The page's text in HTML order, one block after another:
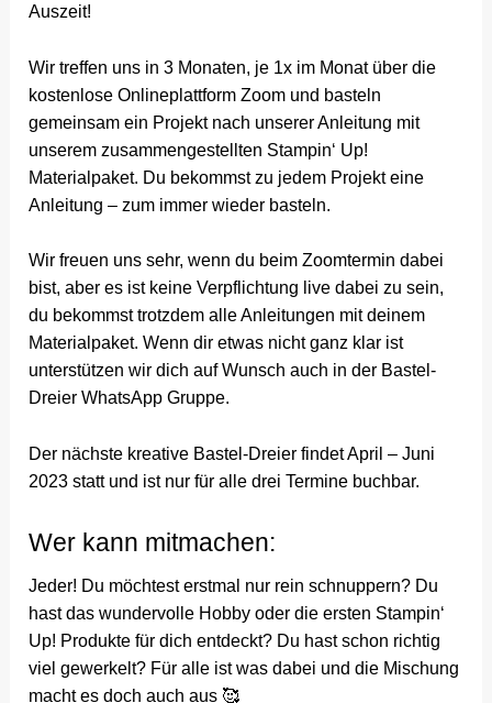
Auszeit!
Wir treffen uns in 3 Monaten, je 1x im Monat über die
kostenlose Onlineplattform Zoom und basteln
gemeinsam ein Projekt nach unserer Anleitung mit
unserem zusammengestellten Stampin‘ Up!
Materialpaket. Du bekommst zu jedem Projekt eine
Anleitung – zum immer wieder basteln.
Wir freuen uns sehr, wenn du beim Zoomtermin dabei
bist, aber es ist keine Verpflichtung live dabei zu sein,
du bekommst trotzdem alle Anleitungen mit deinem
Materialpaket. Wenn dir etwas nicht ganz klar ist
unterstützen wir dich auf Wunsch auch in der Bastel-
Dreier WhatsApp Gruppe.
Der nächste kreative Bastel-Dreier findet April – Juni
2023 statt und ist nur für alle drei Termine buchbar.
Wer kann mitmachen:
Jeder! Du möchtest erstmal nur rein schnuppern? Du
hast das wundervolle Hobby oder die ersten Stampin‘
Up! Produkte für dich entdeckt? Du hast schon richtig
viel gewerkelt? Für alle ist was dabei und die Mischung
macht es doch auch aus 🥰